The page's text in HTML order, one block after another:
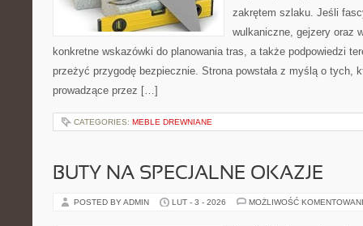
zakrętem szlaku. Jeśli
wulkaniczne, gejzery oraz
konkretne wskazówki do planowania tras, a także podpowiedzi
przeżyć przygodę bezpiecznie. Strona powstała z myślą o tych,
prowadzące przez […]
CATEGORIES: MEBLE DREWNIANE
BUTY NA SPECJALNE OKAZJE
POSTED BY ADMIN LUT - 3 - 2026 MOŻLIWOŚĆ